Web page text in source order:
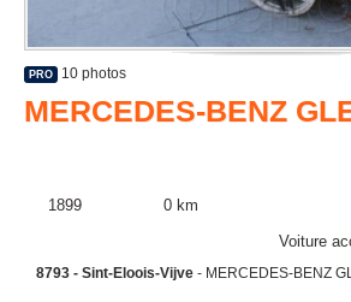
PRO 10 photos
MERCEDES-BENZ
1899
0 km
Voiture
8793 - Sint-Eloois-Vijve - MERCEDES-BENZ